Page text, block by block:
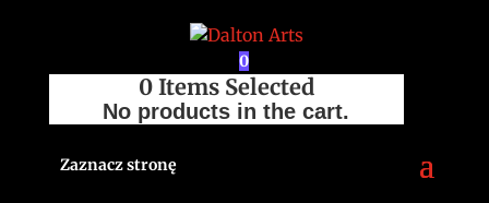
0
0 Items Selected
No products in the cart.
Zaznacz stronę
Strona główna/Sklep